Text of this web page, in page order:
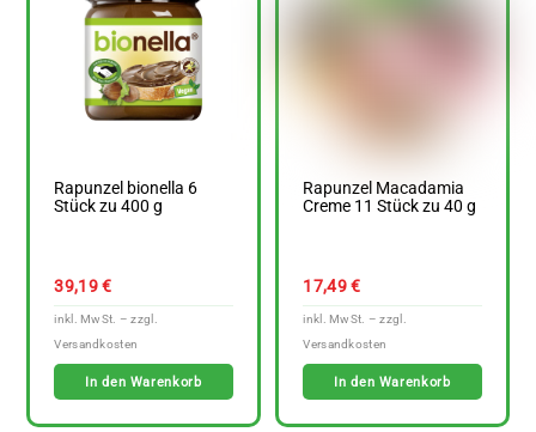
Rapunzel bionella 6
Stück zu 400 g
39,19€
In den Warenkorb
Rapunzel Macadamia
Creme 11 Stück zu 40 g
17,49€
In den Warenkorb